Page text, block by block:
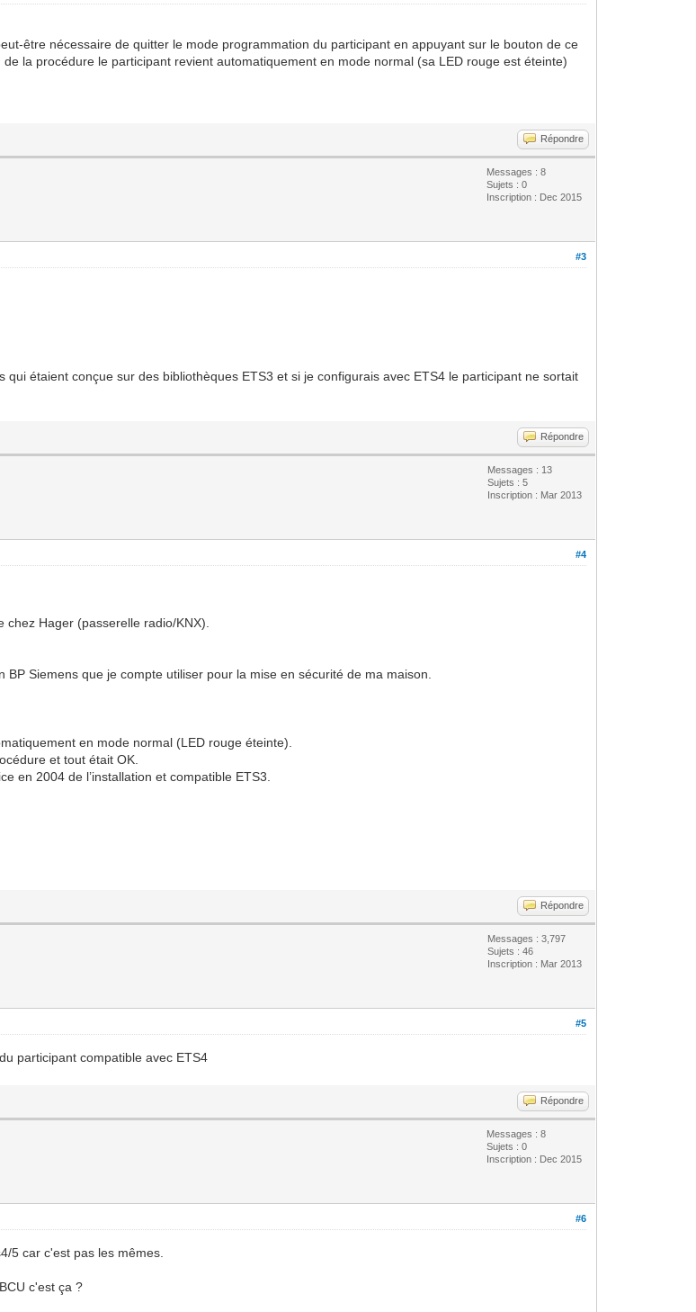
être nécessaire de quitter le mode programmation du participant en appuyant sur le bouton de ce
la procédure le participant revient automatiquement en mode normal (sa LED rouge est éteinte)
Répondre
Messages : 8
Sujets : 0
Inscription : Dec 2015
#3
étaient conçue sur des bibliothèques ETS3 et si je configurais avec ETS4 le participant ne sortait
Répondre
Messages : 13
Sujets : 5
Inscription : Mar 2013
#4
chez Hager (passerelle radio/KNX).
Siemens que je compte utiliser pour la mise en sécurité de ma maison.
en mode normal (LED rouge éteinte).
et tout était OK.
en 2004 de l’installation et compatible ETS3.
Répondre
Messages : 3,797
Sujets : 46
Inscription : Mar 2013
#5
participant compatible avec ETS4
Répondre
Messages : 8
Sujets : 0
Inscription : Dec 2015
#6
5 car c'est pas les mêmes.
c'est ça ?